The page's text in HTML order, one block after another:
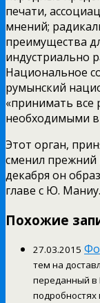
печати,
мнений;
преимущества
индустриально
Национальное
румынский
«принимать все
необходимыми в
Этот орган,
сменил прежний
декабря он
главе с Ю. Маниу.
Похожие
27.03.2015
тем на
переданный в
подробностях